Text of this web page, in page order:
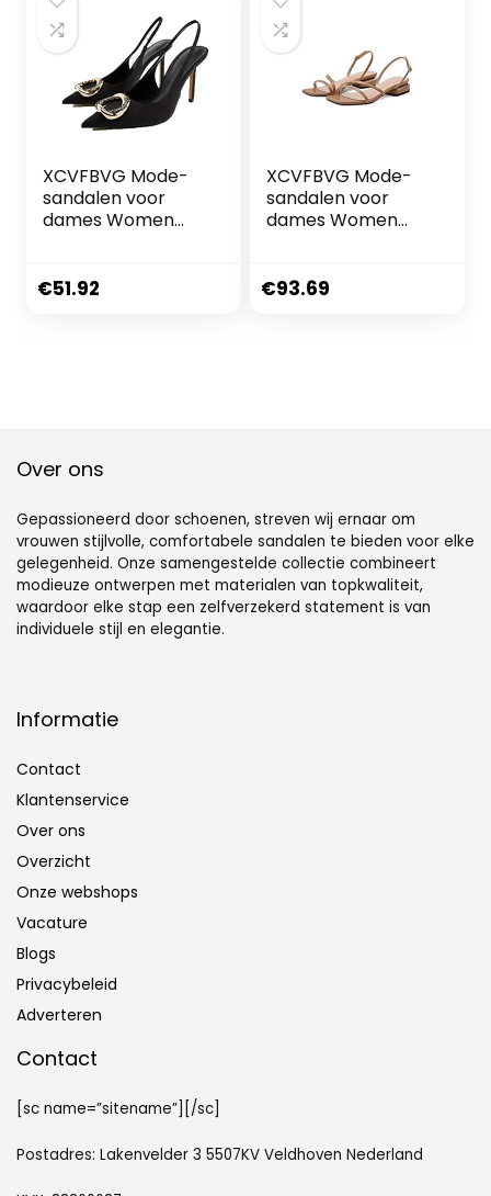
XCVFBVG Mode-
sandalen voor
dames Women
Pumps Strappy
€51.92
XCVFBVG Mode-
sandalen voor
dames Women
Square Heels
€93.69
Over ons
Gepassioneerd door schoenen, streven wij ernaar om
vrouwen stijlvolle, comfortabele sandalen te bieden voor elke
gelegenheid. Onze samengestelde collectie combineert
modieuze ontwerpen met materialen van topkwaliteit,
waardoor elke stap een zelfverzekerd statement is van
individuele stijl en elegantie.
Informatie
Contact
Klantenservice
Over ons
Overzicht
Onze webshops
Vacature
Blogs
Privacybeleid
Adverteren
Contact
[sc name=”sitename”][/sc]
Postadres: Lakenvelder 3 5507KV Veldhoven Nederland